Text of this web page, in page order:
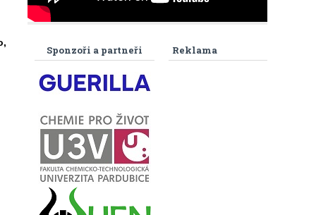
Reklama
Sponzoři a partneři